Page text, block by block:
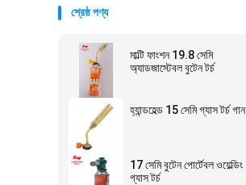
শ্রেষ্ঠ পণ্য
মাল্টি ফাংশন 19.8 সেমি
অ্যাডজাস্টেবল বুটেন টর্চ
হ্যান্ডহেল্ড 15 সেমি গ্যাস টর্চ গান
17 সেমি বুটেন পোর্টেবল ওয়েল্ডিং
গ্যাস টর্চ